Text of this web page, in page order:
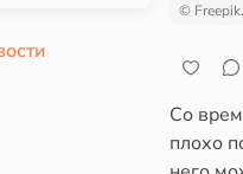
©
Со
плохо